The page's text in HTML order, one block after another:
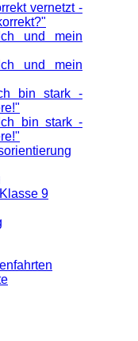
vernetzt -
und mein
und mein
bin stark -
bin stark -
9